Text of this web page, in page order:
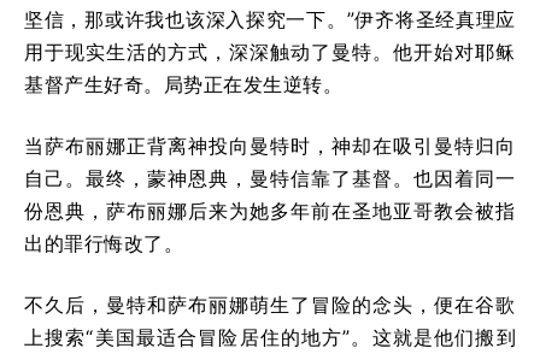
坚信，那或许我也该深入探究一下。”伊齐将圣经真理应
用于现实生活的方式，深深触动了曼特。他开始对耶稣
基督产生好奇。局势正在发生逆转。
当萨布丽娜正背离神投向曼特时，神却在吸引曼特归向
自己。最终，蒙神恩典，曼特信靠了基督。也因着同一
份恩典，萨布丽娜后来为她多年前在圣地亚哥教会被指
出的罪行悔改了。
不久后，曼特和萨布丽娜萌生了冒险的念头，便在谷歌
上搜索“美国最适合冒险居住的地方”。这就是他们搬到